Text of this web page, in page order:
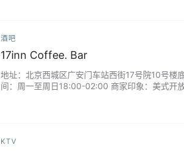
酒吧
17inn Coffee. Bar
地址：北京西城区广安门车站西街17号院10号
间：周一至周日18:00-02:00 商家印象：美式开
KTV